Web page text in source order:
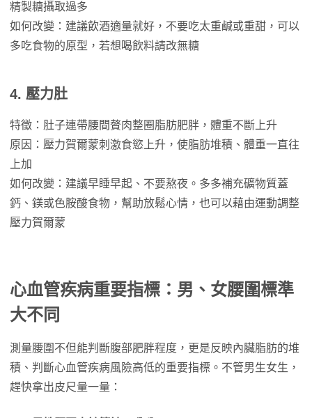
精製糖攝取過多
如何改變：建議飲酒適量就好，不要吃太重鹹或重甜，可以
多吃食物的原型，若想喝飲料請改無糖
4. 壓力肚
特徵：肚子連帶腰間贅肉整圈脂肪肥胖，體重不斷上升
原因：壓力賀爾蒙刺激食慾上升，使脂肪堆積、體重一直往
上加
如何改變：建議早睡早起、不要熬夜。多多補充礦物質蓋
鈣、鎂或色胺酸食物，幫助放鬆心情，也可以藉由運動調整
壓力賀爾蒙
心血管疾病重要指標：男、女腰圍標準
大不同
測量腰圍不但能判斷腹部肥胖程度，更是反映內臟脂肪的堆
積、判斷心血管疾病風險高低的重要指標。不管男生女生，
趕快拿出皮尺量一量：